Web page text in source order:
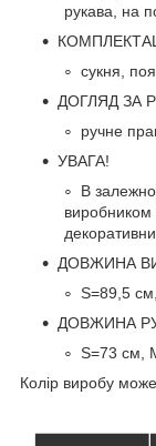
рукава, на
сукня,
ДОГЛЯД ЗА
ручне
УВАГА!
В
виробником
ДОВЖИНА
S=89,5
ДОВЖИНА
S=73 см,
Колір виробу